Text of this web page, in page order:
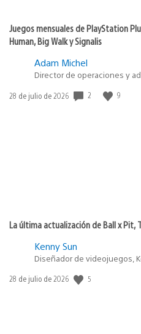
Juegos mensuales de PlayStation
Human, Big Walk y Signalis
Adam Michel
Director de operaciones y
Fecha
28 de julio de 2026 2 9
La última actualización de Ball x
Kenny Sun
Diseñador de videojuegos,
Fecha
28 de julio de 2026 5